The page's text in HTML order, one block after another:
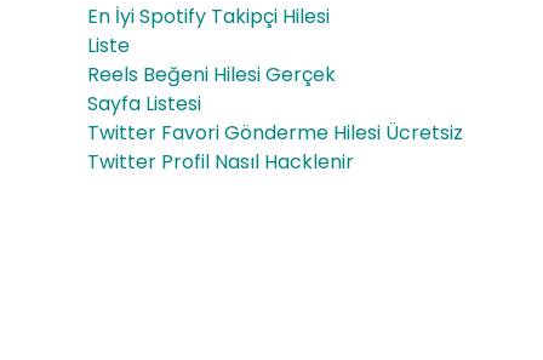
Nas
ıl
pılır
nm
e
An
En İyi Spotify Takipçi Hilesi
Liste
Reels Beğeni Hilesi Gerçek
Sayfa Listesi
Twitter Favori Gönderme Hilesi Ücretsiz
Twitter Profil Nasıl Hacklenir